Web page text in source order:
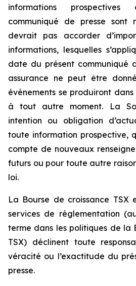
informations
communiqué de presse sont
devrait pas accorder
informations, lesquelles
date du présent communiqué
assurance ne peut être
évènements se produiront
à tout autre moment. La
intention ou obligation
toute information prospective,
compte de nouveaux
futurs ou pour toute autre
loi.
La Bourse de croissance TSX
services de règlementation
terme dans les politiques de la
TSX) déclinent toute
véracité ou l’exactitude du
presse.